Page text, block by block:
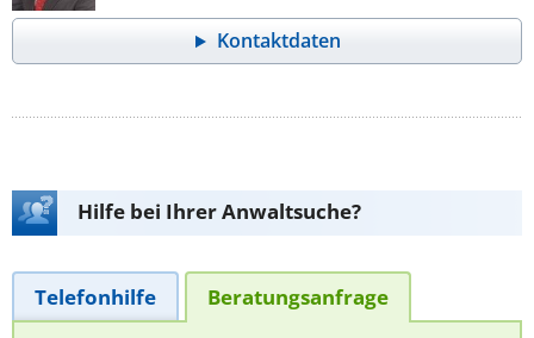
Kontaktdaten
Hilfe bei Ihrer Anwaltsuche?
Telefonhilfe Beratungsanfrage